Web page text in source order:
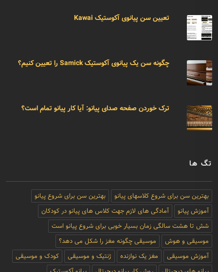
تعیین سن پیانوی آکوستیک Kawai
چگونه سن یک پیانوی آکوستیک Samick را تعیین کنیم؟
ترک خوردن صفحه صدای پیانو: آیا کار پیانو تمام است؟
تگ ها
بهترین سن برای شروع کلاسهای پیانو
بهترین سن برای شروع پیانو
آموزش پیانو
آمادگی های لازم جهت کلاس های پیانو در کودکان
شش تا هشت سالگی زمان بسیار خوبی برای شروع پیانو است
موسیقی و هوش
موسیقی چگونه مغز را شکل می دهد؟
آموزش موسیقی
مغز یک نوازنده ژنتیک و موسیقی
کودک و موسیقی